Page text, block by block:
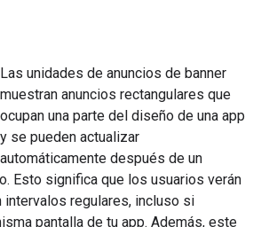
Las unidades de anuncios de banner
muestran anuncios rectangulares que
ocupan una parte del diseño de una app
y se pueden actualizar
automáticamente después de un
Esto significa que los usuarios verán
intervalos regulares, incluso si
pantalla de tu app. Además, este